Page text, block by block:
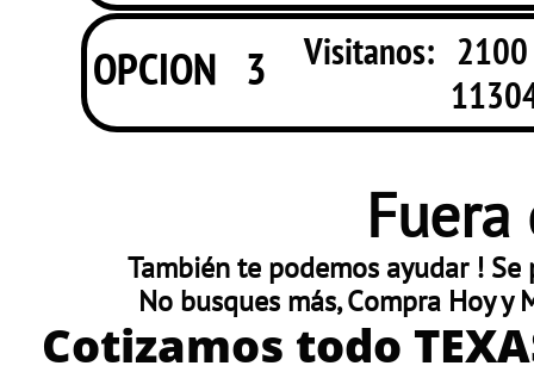
OPCION 3
Visitanos: 2100
11304
También te podemos ayudar !
No busques más, Compra Hoy
Cotizamos todo